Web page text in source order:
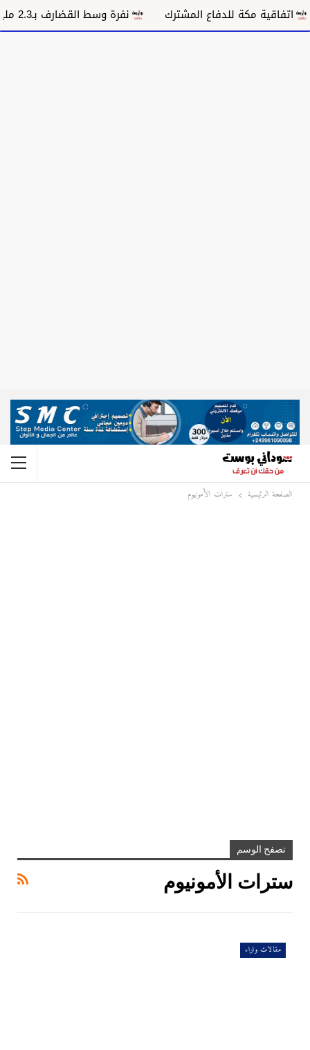
اتفاقية مكة للدفاع المشترك نفرة وسط القضارف بـ2.3 مليار جنيه تستهدف 9 آلاف أسرة
الصفحة الرئيسية سترات الأمونيوم
تصفح الوسم
سترات الأمونيوم
مقالات واراء